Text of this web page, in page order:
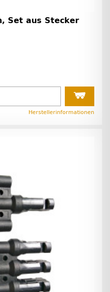
Set aus Stecker
Herstellerinformationen